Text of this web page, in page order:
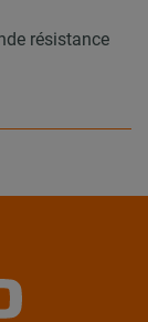
résistance